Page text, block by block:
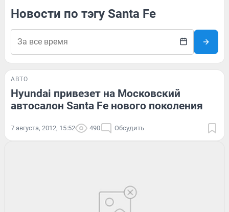
Новости по тэгу Santa Fe
АВТО
Hyundai привезет на Московский
автосалон Santa Fe нового поколения
7 августа, 2012, 15:52 490 Обсудить